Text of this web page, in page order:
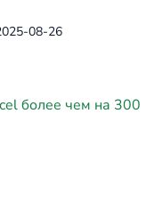
08-26
более чем на 300